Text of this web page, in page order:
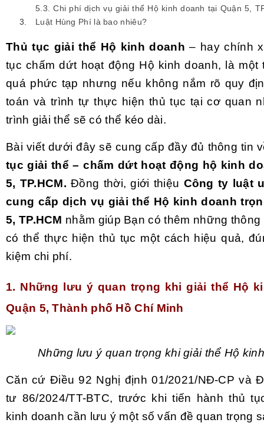
5.3. Chi phí dịch vụ giải thể Hộ kinh doanh tại Quận 5,
Luật Hùng Phí là bao nhiêu?
Thủ tục giải thể Hộ kinh doanh – hay chính
tục chấm dứt hoạt động Hộ kinh doanh, là một
quá phức tạp nhưng nếu không nắm rõ quy
toán và trình tự thực hiện thủ tục tại cơ quan
trình giải thể sẽ có thể kéo dài.
Bài viết dưới đây sẽ cung cấp đầy đủ thông tin
tục giải thể – chấm dứt hoạt động hộ kinh
5, TP.HCM. Đồng thời, giới thiệu Công ty luật
cung cấp dịch vụ giải thể Hộ kinh doanh
5, TP.HCM nhằm giúp Bạn có thêm những
có thể thực hiện thủ tục một cách hiệu quả,
kiệm chi phí.
1. Những lưu ý quan trọng khi giải thể Hộ
Quận 5, Thành phố Hồ Chí Minh
Những lưu ý quan trọng khi giải thể Hộ
Căn cứ Điều 92 Nghị định 01/2021/NĐ-CP và
tư 86/2024/TT-BTC, trước khi tiến hành thủ
kinh doanh cần lưu ý một số vấn đề quan trọng